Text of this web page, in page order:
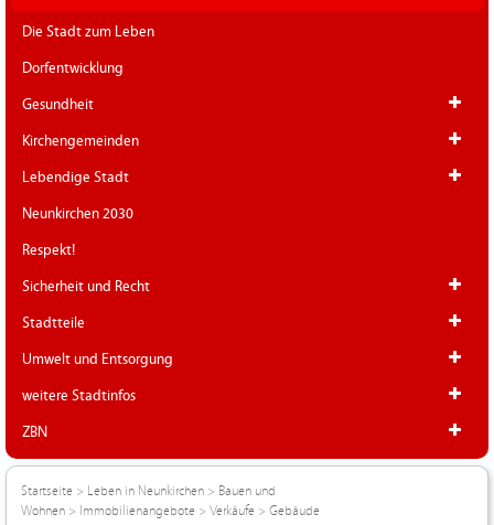
Die Stadt zum Leben
Dorfentwicklung
Gesundheit
Kirchengemeinden
Lebendige Stadt
Neunkirchen 2030
Respekt!
Sicherheit und Recht
Stadtteile
Umwelt und Entsorgung
weitere Stadtinfos
ZBN
Startseite > Leben in Neunkirchen > Bauen und
Wohnen > Immobilienangebote > Verkäufe > Gebäude